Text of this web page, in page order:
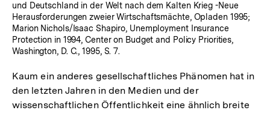
und Deutschland in der Welt nach dem Kalten Krieg -Neue
Herausforderungen zweier Wirtschaftsmächte, Opladen 1995;
Marion Nichols/Isaac Shapiro, Unemployment Insurance
Protection in 1994, Center on Budget and Policy Priorities,
Washington, D. C., 1995, S. 7.
Kaum ein anderes gesellschaftliches Phänomen hat in
den letzten Jahren in den Medien und der
wissenschaftlichen Öffentlichkeit eine ähnlich breite